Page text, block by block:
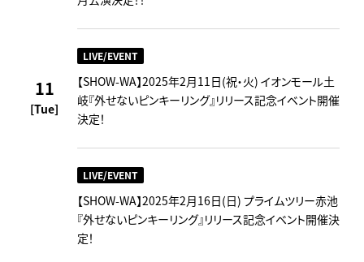
11
[Tue]
LIVE/EVENT
【SHOW-WA】2025年2月11日(祝・火) イオンモール土
岐『外せないピンキーリング』リリース記念イベント開催
決定！
LIVE/EVENT
【SHOW-WA】2025年2月16日(日) プライムツリー赤池
『外せないピンキーリング』リリース記念イベント開催決
定！